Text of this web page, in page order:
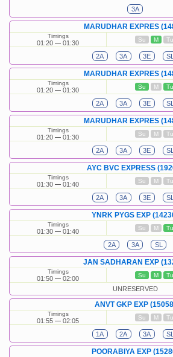
3A
MARUDHAR EXPRES
Timings
01:20 01:30 Su M Tu
2A 3A 3E SL
MARUDHAR EXPRES
Timings
01:20 01:30 Su M Tu
2A 3A 3E SL
MARUDHAR EXPRES
Timings
01:20 01:30 Su M Tu
2A 3A 3E SL
AYC BVC EXPRESS
Timings
01:30 01:40 Su M Tu
2A 3A 3E SL
YNRK PYGS EXP
Timings
01:30 01:40 Su M Tu
2A 3A SL
JAN SADHARAN EXP
Timings
01:50 02:00 Su M Tu
UNRESERVED
ANVT GKP EXP
Timings
01:55 02:05 Su M Tu
1A 2A 3A SL
POORABIYA EXP